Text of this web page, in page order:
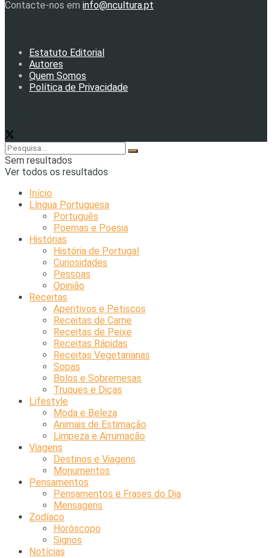
Contacte-nos em info@ncultura.pt
Estatuto Editorial
Autores
Quem Somos
Política de Privacidade
Sem resultados
Ver todos os resultados
Início
Língua Portuguesa
Português
Poemas e Poesia
Histórias
História de Portugal
Curiosidades
Pessoas
Opinião
Receitas
Aperitivos e Petiscos
Receitas de Carne
Receitas de Peixe
Receitas Rápidas
Receitas Vegetarianas
Sopas
Bolos e Sobremesas
Truques e Dicas
Lifestyle
Moda e Beleza
Animais de Estimação
Limpeza e Arrumação
Viagens
Destinos e Viagens
Monumentos
Pensamentos
Pensamentos e Frases do Dia
Mensagens
Zodíaco
Horóscopo
Signos
Notícias